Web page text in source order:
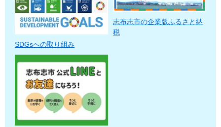
SDGsへの取り組み
志布志市の企業版ふるさと納
税